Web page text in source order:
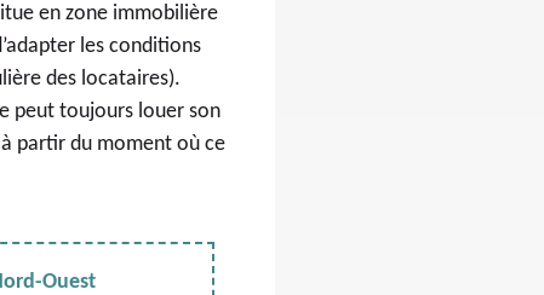
en zone immobilière
les conditions
des locataires).
peut toujours louer son
partir du moment où ce
Ouest